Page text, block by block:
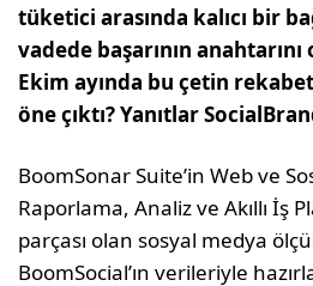
tüketici arasında kalıcı bir
vadede başarının
Ekim ayında bu çetin
öne çıktı? Yanıtlar
BoomSonar Suite’in Web ve
Raporlama, Analiz ve Akıllı İş
parçası olan sosyal medya
BoomSocial’ın verileriyle